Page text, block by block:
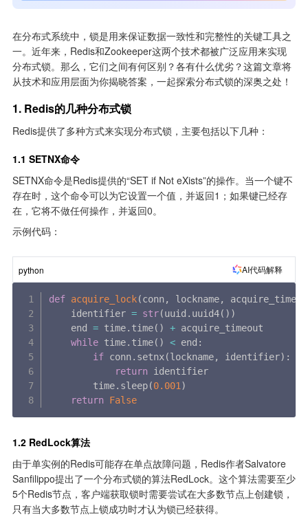
在分布式系统中，锁是用来保证数据一致性和完整性的关键工具之
一。近年来，Redis和Zookeeper这两个技术都被广泛应用来实现
分布式锁。那么，它们之间有何区别？各有什么优劣？这篇文章将
从技术和应用层面为你揭晓答案，一起探索分布式锁的深奥之处！
1. Redis的几种分布式锁
Redis提供了多种方式来实现分布式锁，主要包括以下几种：
1.1 SETNX命令
SETNX命令是Redis提供的“SET if Not eXists”的操作。当一个键不
存在时，这个命令可以为它设置一个值，并返回1；如果键已经存
在，它将不做任何操作，并返回0。
示例代码：
python AI代码解释
def acquire_lock(conn, lockname,
    identifier
= str(uuid . uuid4( ) )
    end
= time. time( ) + acquire_timeout
while time. time( ) < end :
if conn. setnx(lockname, identifier) :
return identifier
        time
. sleep(0.001 )
return False
1.2 RedLock算法
由于单实例的Redis可能存在单点故障问题，Redis作者Salvatore
Sanfilippo提出了一个分布式锁的算法RedLock。这个算法需要至少
5个Redis节点，客户端获取锁时需要尝试在大多数节点上创建锁，
只有当大多数节点上锁成功时才认为锁已经获得。